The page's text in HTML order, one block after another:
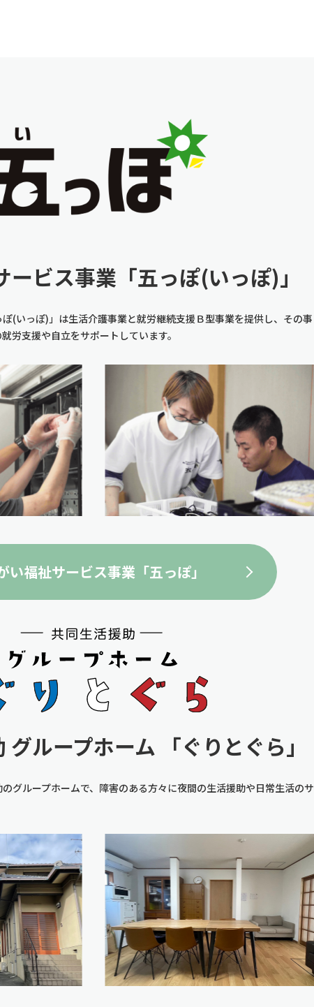
ービス事業 「五っぽ(いっぽ)」
(いっぽ)」は生活介護事業と就労継続支援Ｂ型事業を提供し、その事
労支援や自立をサポートしています。
い福祉サービス事業「五っぽ」
グループホーム 「ぐりとぐら」
のグループホームで、障害のある方々に夜間の生活援助や日常生活のサ